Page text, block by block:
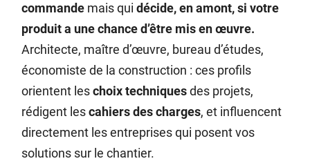
commande mais quidécide, en amont, si votre
produit a une chance d’être mis en œuvre.
Architecte, maître d’œuvre, bureau d’études,
économiste de la construction : ces profils
orientent leschoix techniquesdes projets,
rédigent lescahiers des charges, et influencent
directement les entreprises qui posent vos
solutions sur le chantier.